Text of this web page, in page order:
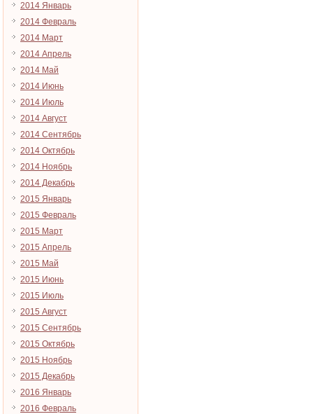
2014 Январь
2014 Февраль
2014 Март
2014 Апрель
2014 Май
2014 Июнь
2014 Июль
2014 Август
2014 Сентябрь
2014 Октябрь
2014 Ноябрь
2014 Декабрь
2015 Январь
2015 Февраль
2015 Март
2015 Апрель
2015 Май
2015 Июнь
2015 Июль
2015 Август
2015 Сентябрь
2015 Октябрь
2015 Ноябрь
2015 Декабрь
2016 Январь
2016 Февраль